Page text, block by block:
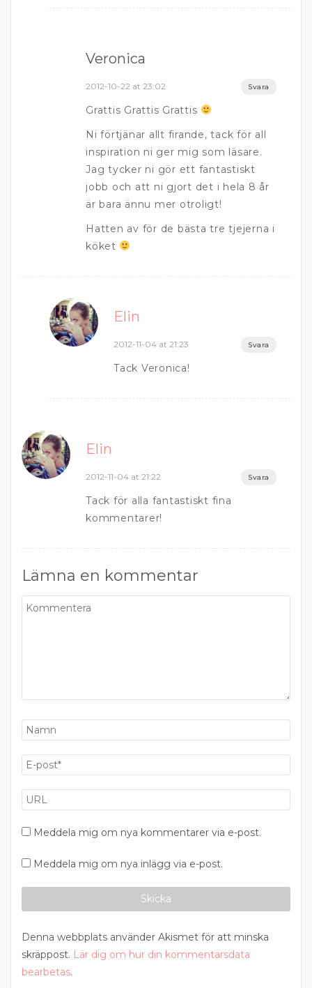
Veronica
2012-10-22 at 23:02 Svara
Grattis Grattis Grattis
Ni förtjänar allt firande, tack för all
inspiration ni ger mig som läsare.
Jag tycker ni gör ett fantastiskt
jobb och att ni gjort det i hela 8 år
är bara ännu mer otroligt!
Hatten av för de bästa tre tjejerna i
köket
Elin
2012-11-04 at 21:23 Svara
Tack Veronica!
Elin
2012-11-04 at 21:22 Svara
Tack för alla fantastiskt fina
kommentarer!
Lämna en kommentar
Meddela mig om nya kommentarer via e-post.
Meddela mig om nya inlägg via e-post.
Denna webbplats använder Akismet för att minska
skräppost. Lär dig om hur din kommentarsdata
bearbetas.